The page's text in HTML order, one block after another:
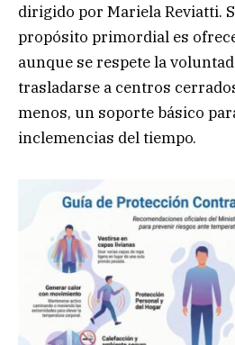
dirigido por Mariela Reviatti.
propósito primordial es
aunque se respete la
trasladarse a centros
menos, un soporte básico
inclemencias del tiempo.